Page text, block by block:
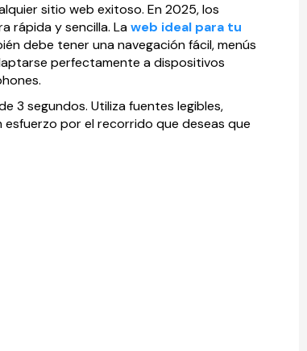
sitio web exitoso. En 2025, los
rápida y sencilla. Laweb ideal para tu
debe tener una navegación fácil, menús
perfectamente a dispositivos
3 segundos. Utiliza fuentes legibles,
por el recorrido que deseas que